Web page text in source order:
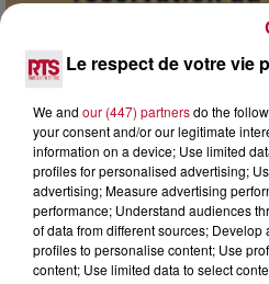
7 août 2026
DINER CONCERT À LA
Le respect de votre vie
We and our (447) partnersdo the
your consent and/or our legitimate
information on a device; Use limited
profiles for personalised advertising;
advertising; Measure advertising
performance; Understand audiences
of data from different sources;
profiles to personalise content; Use
content; Use limited data to select